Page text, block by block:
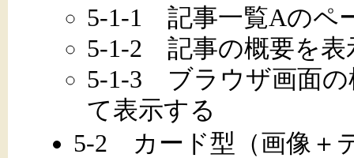
5-1-1 記事一覧Aのペ
5-1-2 記事の概要を表
5-1-3 ブラウザ画面の
て表示する
5-2 カード型（画像＋